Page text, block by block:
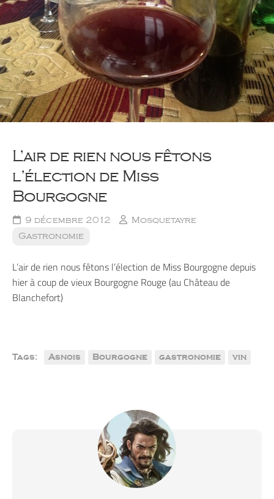
L’air de rien nous fêtons
l’élection de Miss
Bourgogne
9 décembre 2012
Mosquetayre
Gastronomie
L’air de rien nous fêtons l’élection de Miss Bourgogne depuis
hier à coup de vieux Bourgogne Rouge (au Château de
Blanchefort)
Tags: Asnois Bourgogne gastronomie vin